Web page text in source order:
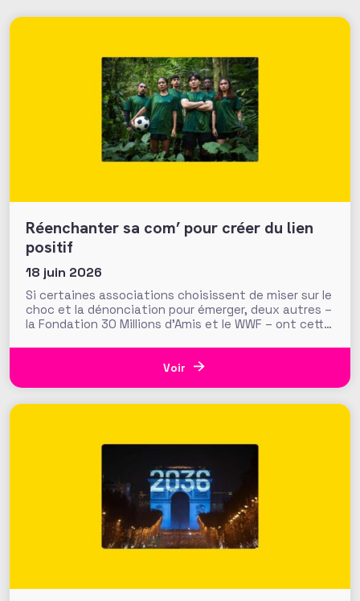
Réenchanter sa com’ pour créer du lien
positif
18 juin 2026
Si certaines associations choisissent de miser sur le
choc et la dénonciation pour émerger, deux autres –
la Fondation 30 Millions d’Amis et le WWF – ont cette
contrepied du ton d’alerte ou de dénonciation
qu’elles adoptent usuellement. Une manière de
Voir